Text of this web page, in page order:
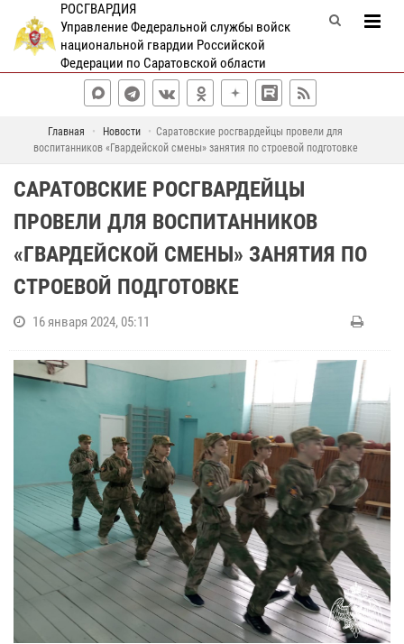
РОСГВАРДИЯ
Управление Федеральной службы войск
национальной гвардии Российской
Федерации по Саратовской области
Главная Новости
Саратовские росгвардейцы провели для
воспитанников «Гвардейской смены» занятия по строевой подготовке
САРАТОВСКИЕ РОСГВАРДЕЙЦЫ
ПРОВЕЛИ ДЛЯ ВОСПИТАННИКОВ
«ГВАРДЕЙСКОЙ СМЕНЫ» ЗАНЯТИЯ ПО
СТРОЕВОЙ ПОДГОТОВКЕ
16 января 2024, 05:11